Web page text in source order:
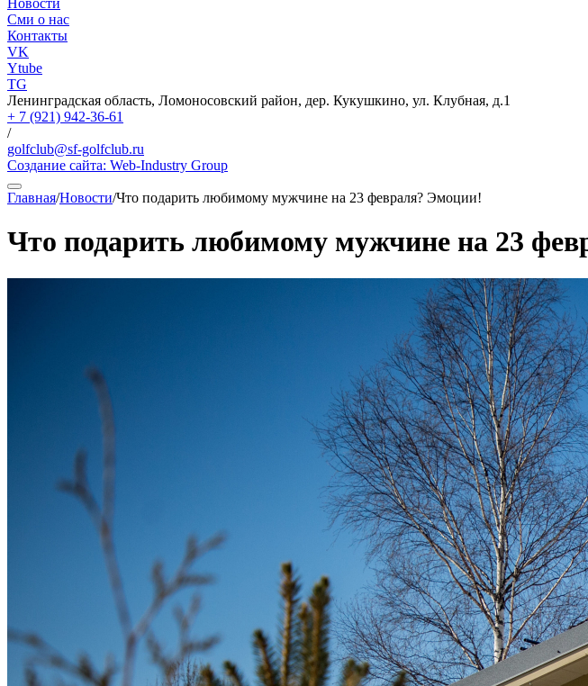
Новости
Сми о нас
Контакты
VK
Ytube
TG
Ленинградская область, Ломоносовский район, дер. Кукушкино, ул. Клубная, д.1
+ 7 (921) 942-36-61
/
golfclub@sf-golfclub.ru
Создание сайта: Web-Industry Group
Главная/Новости/Что подарить любимому мужчине на 23 февраля? Эмоции!
Что подарить любимому мужчине на 23